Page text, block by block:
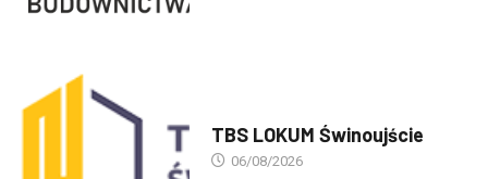
TBS LOKUM Świnoujście
06/08/2026